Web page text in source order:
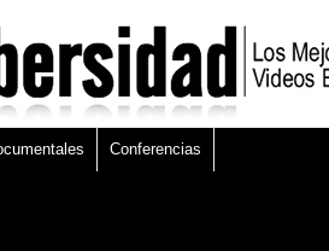
Conferencias